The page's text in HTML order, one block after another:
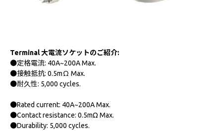
Terminal 大電流ソケットのご紹介:
●定格電流: 40A~200A Max.
●接触抵抗: 0.5mΩ Max.
●耐久性: 5,000 cycles.
●Rated current: 40A~200A Max.
●Contact resistance: 0.5mΩ Max.
●Durability: 5,000 cycles.